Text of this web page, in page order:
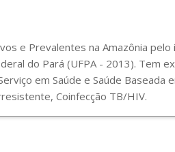
e Prevalentes na Amazônia
do Pará (UFPA - 2013). Tem
em Saúde e Saúde Baseada
Coinfecção TB/HIV.